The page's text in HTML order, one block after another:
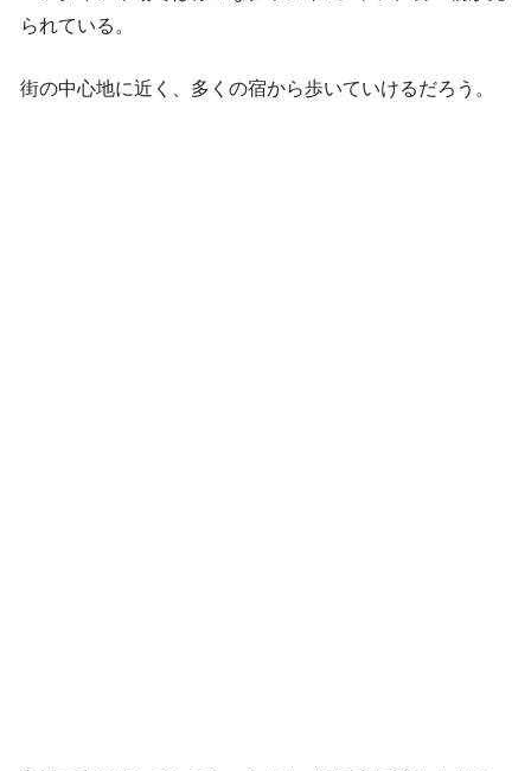
られている。
街の中心地に近く、多くの宿から歩いていけるだろう。